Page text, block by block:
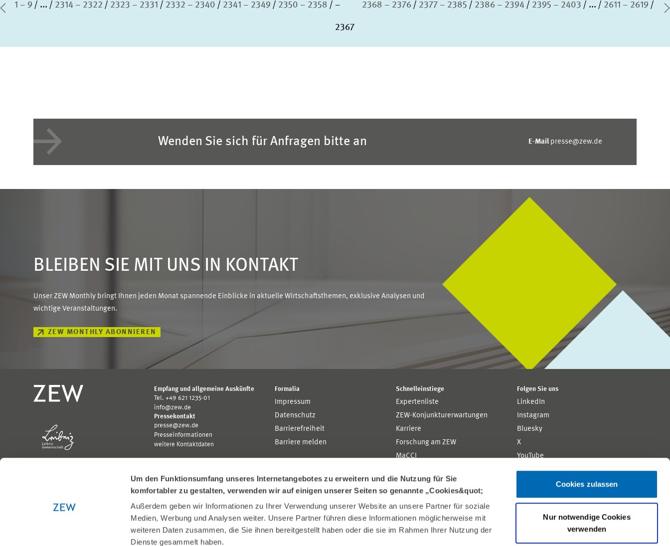
Um den Funktionsumfang unseres Internetangebotes zu erweitern und die Nutzung für Sie
komfortabler zu gestalten, verwenden wir auf einigen unserer Seiten so genannte „Cookies&quot;
Außerdem geben wir Informationen zu Ihrer Verwendung unserer Website an unsere Partner für soziale
Medien, Werbung und Analysen weiter. Unsere Partner führen diese Informationen möglicherweise mit
weiteren Daten zusammen, die Sie ihnen bereitgestellt haben oder die sie im Rahmen Ihrer Nutzung der
Dienste gesammelt haben.
Cookies zulassen
Nur notwendige Cookies
verwenden
Seite
Vorherige Seite
1 – 9 ... 2314 – 2322 2323 – 2331 2332 – 2340 2341 – 2349 2350 – 2358 –
2367
2368 – 2376 2377 – 2385 2386 – 2394 2395 – 2403 ... 2611 – 2619
Wenden Sie sich für Anfragen bitte an E-Mail presse@zew.de
BLEIBEN SIE MIT UNS IN KONTAKT
Unser ZEW Monthly bringt Ihnen jeden Monat spannende Einblicke in aktuelle Wirtschaftsthemen, exklusive Analysen und
wichtige Veranstaltungen.
ZEW MONTHLY ABONNIEREN
Empfang und allgemeine Auskünfte
Tel. +49 621 1235-01
info@zew.de
Pressekontakt
presse@zew.de
Presseinformationen
weitere Kontaktdaten
Formalia
Impressum
Datenschutz
Barrierefreiheit
Barriere melden
Schnelleinstiege
Expertenliste
ZEW-Konjunkturerwartungen
Karriere
Forschung am ZEW
MaCCI
Folgen Sie uns
LinkedIn
Instagram
Bluesky
X
YouTube
Flickr
Gefördert von:
Ministerium
Wissenschaft,